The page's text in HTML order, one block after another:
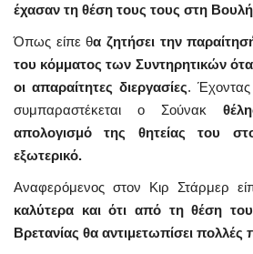
έχασαν τη θέση τους τους στη
Όπως είπε θα ζητήσει την
του κόμματος των Συντηρητικών
οι απαραίτητες διεργασίες.
συμπαραστέκεται ο Σούνακ
απολογισμό της θητείας του
εξωτερικό.
Αναφερόμενος στον Κιρ Στάρμερ
καλύτερα και ότι από τη θέση
Βρετανίας θα αντιμετωπίσει πολλές